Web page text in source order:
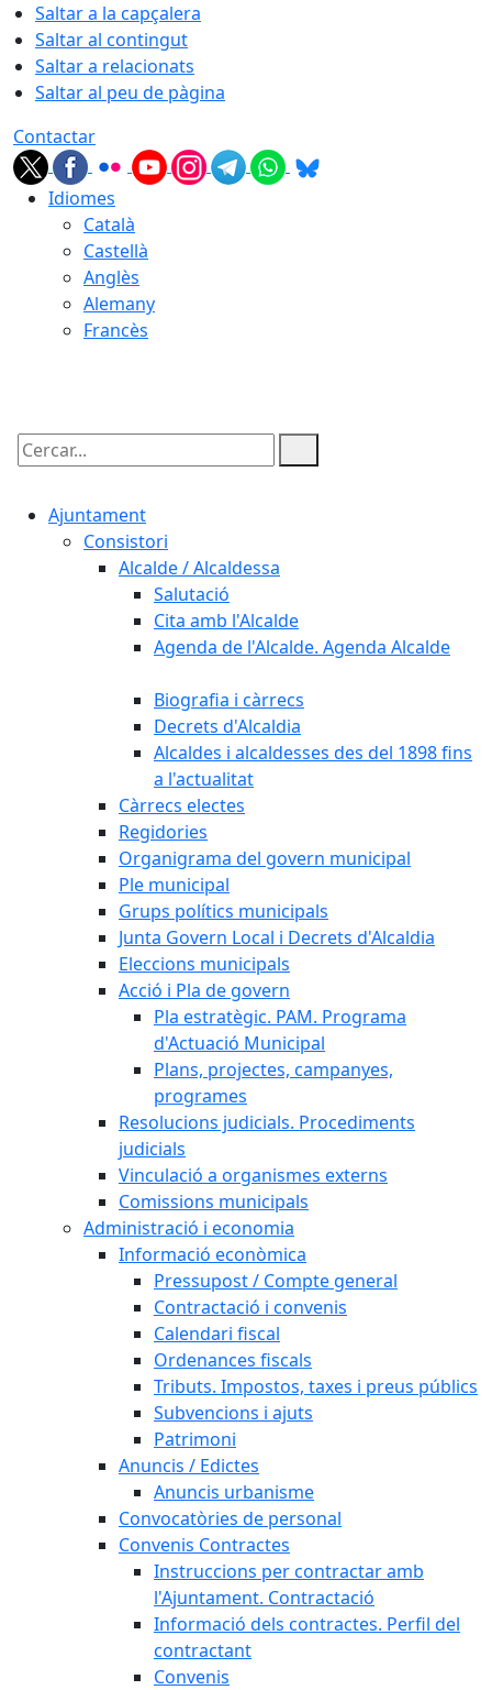
Saltar a la capçalera
Saltar al contingut
Saltar a relacionats
Saltar al peu de pàgina
Contactar
Idiomes
Català
Castellà
Anglès
Alemany
Francès
Cercar:
Ajuntament
Consistori
Alcalde / Alcaldessa
Salutació
Cita amb l'Alcalde
Agenda de l'Alcalde. Agenda Alcalde
Biografia i càrrecs
Decrets d'Alcaldia
Alcaldes i alcaldesses des del 1898 fins
a l'actualitat
Càrrecs electes
Regidories
Organigrama del govern municipal
Ple municipal
Grups polítics municipals
Junta Govern Local i Decrets d'Alcaldia
Eleccions municipals
Acció i Pla de govern
Pla estratègic. PAM. Programa
d'Actuació Municipal
Plans, projectes, campanyes,
programes
Resolucions judicials. Procediments
judicials
Vinculació a organismes externs
Comissions municipals
Administració i economia
Informació econòmica
Pressupost / Compte general
Contractació i convenis
Calendari fiscal
Ordenances fiscals
Tributs. Impostos, taxes i preus públics
Subvencions i ajuts
Patrimoni
Anuncis / Edictes
Anuncis urbanisme
Convocatòries de personal
Convenis Contractes
Instruccions per contractar amb
l'Ajuntament. Contractació
Informació dels contractes. Perfil del
contractant
Convenis